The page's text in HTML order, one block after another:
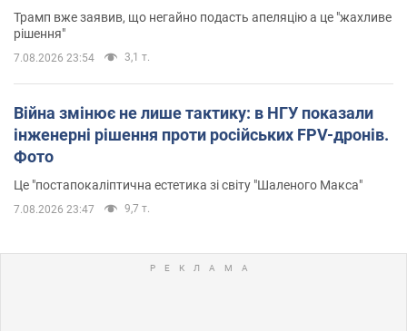
Трамп вже заявив, що негайно подасть апеляцію а це "жахливе
рішення"
7.08.2026 23:54 3,1 т.
Війна змінює не лише тактику: в НГУ показали
інженерні рішення проти російських FPV-дронів.
Фото
Це "постапокаліптична естетика зі світу "Шаленого Макса"
7.08.2026 23:47 9,7 т.